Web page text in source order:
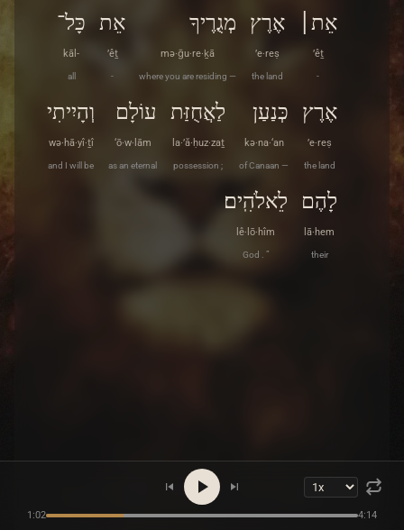
אֵת׀
’êṯ
-
אֶרֶץ
’e·reṣ
the land
מְגֻרֶיךָ
mə·ḡu·re·ḵā
where you are residing —
אֵת
’êṯ
-
כָּל־
kāl-
all
אֶרֶץ
’e·reṣ
the land
כְּנַעַן
kə·na·‘an
of Canaan —
לַאֲחֻזַּת
la·’ă·ḥuz·zaṯ
possession ;
עוֹלָם
‘ō·w·lām
as an eternal
וְהָיִיתִי
wə·hā·yî·ṯî
and I will be
לָהֶם
lā·hem
their
לֵאלֹהִֽים׃
lê·lō·hîm
God . ”
1:02 4:14